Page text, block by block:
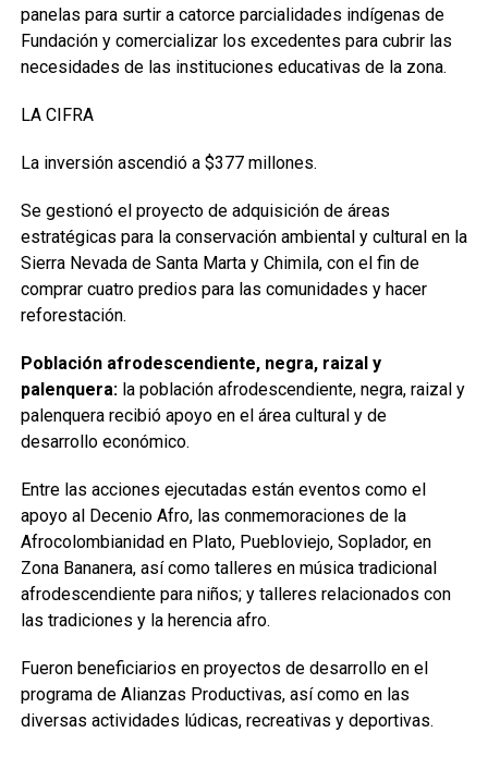
panelas para surtir a catorce parcialidades indígenas de
Fundación y comercializar los excedentes para cubrir las
necesidades de las instituciones educativas de la zona.
LA CIFRA
La inversión ascendió a $377 millones.
Se gestionó el proyecto de adquisición de áreas
estratégicas para la conservación ambiental y cultural en la
Sierra Nevada de Santa Marta y Chimila, con el fin de
comprar cuatro predios para las comunidades y hacer
reforestación.
Población afrodescendiente, negra, raizal y
palenquera: la población afrodescendiente, negra, raizal y
palenquera recibió apoyo en el área cultural y de
desarrollo económico.
Entre las acciones ejecutadas están eventos como el
apoyo al Decenio Afro, las conmemoraciones de la
Afrocolombianidad en Plato, Puebloviejo, Soplador, en
Zona Bananera, así como talleres en música tradicional
afrodescendiente para niños; y talleres relacionados con
las tradiciones y la herencia afro.
Fueron beneficiarios en proyectos de desarrollo en el
programa de Alianzas Productivas, así como en las
diversas actividades lúdicas, recreativas y deportivas.